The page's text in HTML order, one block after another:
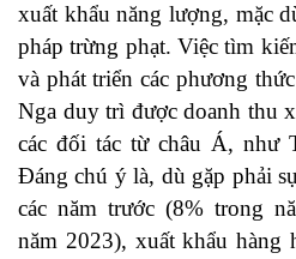
xuất khẩu năng lượng, mặc
pháp trừng phạt. Việc tìm
và phát triển các phương
Nga duy trì được doanh thu
các đối tác từ châu Á, như
Đáng chú ý là, dù gặp phải
các năm trước (8% trong
năm 2023), xuất khẩu hàng